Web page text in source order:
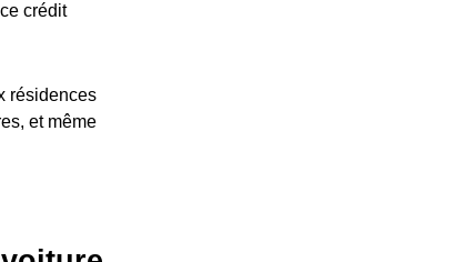
crédit
résidences
et même